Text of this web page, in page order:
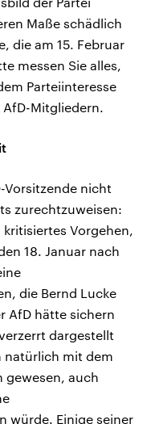
Maße schädlich
die am 15. Februar
messen Sie alles,
Parteiinteresse
AfD-Mitgliedern.
Vorsitzende nicht
zurechtzuweisen:
Vorgehen,
18. Januar nach
die Bernd Lucke
AfD hätte sichern
dargestellt
natürlich mit dem
gewesen, auch
würde. Einige seiner